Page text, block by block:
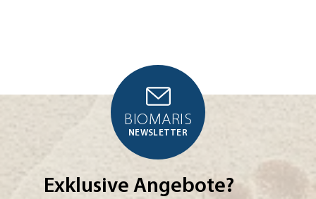
BIOMARIS
NEWSLETTER
Exklusive Angebote?